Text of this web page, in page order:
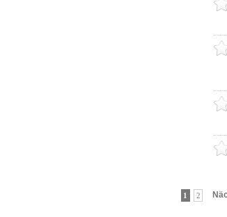
1 2